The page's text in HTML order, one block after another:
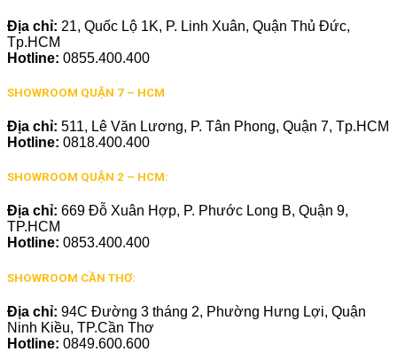
Địa chỉ: 21, Quốc Lộ 1K, P. Linh Xuân, Quận Thủ Đức,
Tp.HCM
Hotline: 0855.400.400
SHOWROOM QUẬN 7 – HCM
Địa chỉ: 511, Lê Văn Lương, P. Tân Phong, Quận 7, Tp.HCM
Hotline: 0818.400.400
SHOWROOM QUẬN 2 – HCM:
Địa chỉ: 669 Đỗ Xuân Hợp, P. Phước Long B, Quận 9,
TP.HCM
Hotline: 0853.400.400
SHOWROOM CẦN THƠ:
Địa chỉ: 94C Đường 3 tháng 2, Phường Hưng Lợi, Quận
Ninh Kiều, TP.Cần Thơ
Hotline: 0849.600.600